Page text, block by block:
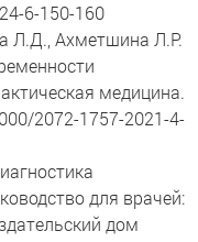
6-150-160
Л.Д., Ахметшина Л.Р.
медицина.
2072-1757-2021-4-
для врачей:
дом